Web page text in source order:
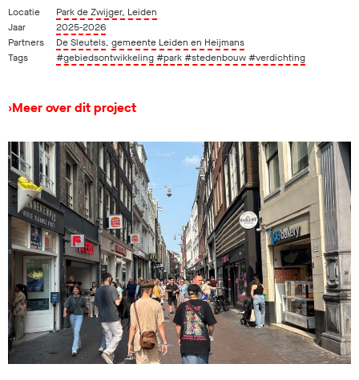
Locatie
Park de Zwijger, Leiden
Jaar
2025-2026
Partners
De Sleutels, gemeente Leiden en Heijmans
Tags
#gebiedsontwikkeling#park#stedenbouw#verdichting
›Meer over dit project